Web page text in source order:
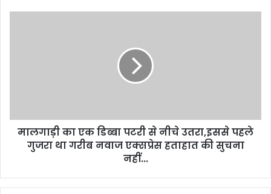
मालगाड़ी का एक डिब्बा पटरी से नीचे उतरा,इससे पहले
गुजरा था गरीब नवाज एक्सप्रेस हताहात की सुचना
नहीं...